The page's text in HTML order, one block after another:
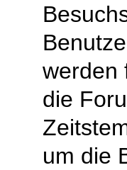
werden
die
um die